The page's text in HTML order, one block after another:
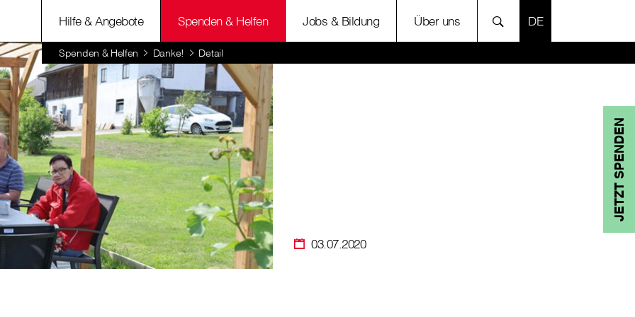
Hilfe & Angebote Spenden & Helfen Jobs & Bildung Über uns SPRACHE
Spenden & Helfen Danke! Detail
JETZT SPENDEN
03.07.2020